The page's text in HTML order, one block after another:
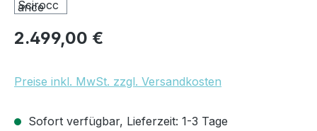
Regulärer Preis:
2.499,00 €
Preise inkl. MwSt. zzgl. Versandkosten
Sofort verfügbar, Lieferzeit: 1-3 Tage